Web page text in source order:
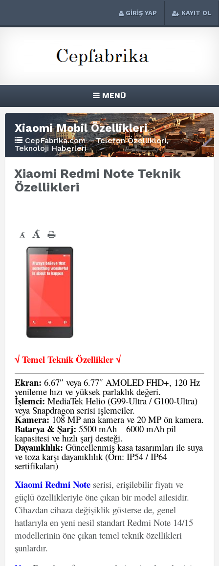
GİRİŞ YAP KAYIT OL
MENÜ
Xiaomi Mobil Özellikleri
CepFabrika.com – Telefon Özellikleri,
Teknoloji Haberleri
Xiaomi Redmi Note Teknik
Özellikleri
- +
√ Temel Teknik Özellikler √
Ekran: 6.67″ veya 6.77″ AMOLED FHD+, 120 Hz
yenileme hızı ve yüksek parlaklık değeri.
İşlemci: MediaTek Helio (G99-Ultra / G100-Ultra)
veya Snapdragon serisi işlemciler.
Kamera: 108 MP ana kamera ve 20 MP ön kamera.
Batarya & Şarj: 5500 mAh – 6000 mAh pil
kapasitesi ve hızlı şarj desteği.
Dayanıklılık: Güncellenmiş kasa tasarımları ile suya
ve toza karşı dayanıklılık (Örn: IP54 / IP64
sertifikaları)
Xiaomi Redmi Note serisi, erişilebilir fiyatı ve
güçlü özellikleriyle öne çıkan bir model ailesidir.
Cihazdan cihaza değişiklik gösterse de, genel
hatlarıyla en yeni nesil standart Redmi Note 14/15
modellerinin öne çıkan temel teknik özellikleri
şunlardır.